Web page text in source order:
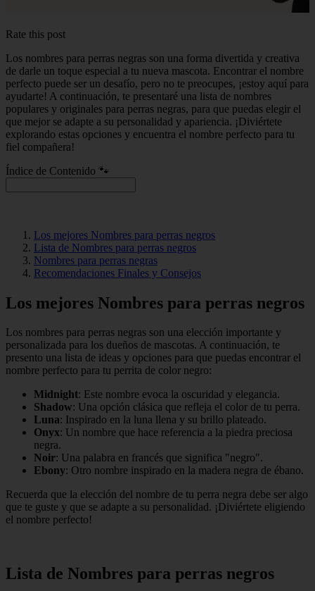
Rate this post
Los nombres para perras negras son una forma divertida y creativa
de darle un toque especial a tu nueva mascota. Encontrar el nombre
perfecto puede ser un desafío, pero no te preocupes, ¡estoy aquí para
ayudarte! A continuación, te presentaré una lista de nombres
populares y originales para perras negras, para que puedas elegir el
que mejor se adapte a su personalidad y apariencia. ¡Diviértete
explorando estas opciones y encuentra el nombre perfecto para tu
fiel compañera!
Índice de Contenido 🐾
Los mejores Nombres para perras negros
Lista de Nombres para perras negros
Nombres para perras negras
Recomendaciones Finales y Consejos
Los mejores Nombres para perras negros
Los nombres para perras negras son una elección importante y
personalizada para los dueños de mascotas. A continuación, te
presento una lista de ideas y opciones para que puedas encontrar el
nombre perfecto para tu perrita de color negro:
Midnight: Este nombre evoca la oscuridad y elegancia.
Shadow: Una opción clásica que refleja el color de tu perra.
Luna: Inspirado en la luna llena y su brillo plateado.
Onyx: Un nombre que hace referencia a la piedra preciosa
negra.
Noir: Una palabra en francés que significa "negro".
Ebony: Otro nombre inspirado en la madera negra de ébano.
Recuerda que la elección del nombre de tu perra negra debe ser algo
que te guste y que se adapte a su personalidad. ¡Diviértete eligiendo
el nombre perfecto!
Lista de Nombres para perras negros